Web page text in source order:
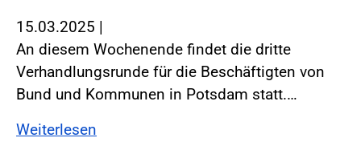
15.03.2025 |
An diesem Wochenende findet die dritte
Verhandlungsrunde für die Beschäftigten von
Bund und Kommunen in Potsdam statt.…
Weiterlesen